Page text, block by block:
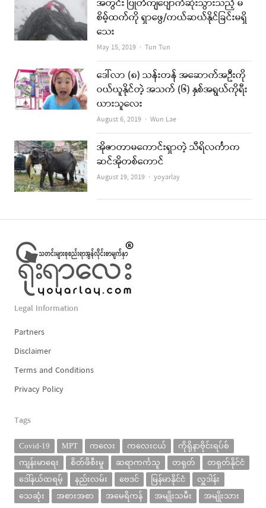
အတွင်း ပြုတ်ကျပျောက်ဆုံးသွားသည့် မ
စိမ့်ထက်ကို ရှာဖွေ/ကယ်ဆယ်နိုင်ခြင်းမရှိ
သေး
May 15, 2019 Author
Tun Tun
ဒေါ်လာ (၈) သန်းတန် အဆောက်အဦးကို
ဝယ်ယူနိုင်တဲ့ အသက် (၆) နှစ်အရွယ်ကိုရီး
ယားသူလေး
August 6, 2019 Author
Wun Lae
အိုဇာတာမကောင်းရှာတဲ့ သီရိလင်္ကာက
ဆင်အိုတစ်ကောင်
August 19, 2019 Author
yoyarlay
Legal Information
Partners
Disclaimer
Terms and Conditions
Privacy Policy
Tags
Covid-19 MPT ကလေး ကလေးငယ်
ကိုရိုနာဗိုင်းရပ်စ်
ကျန်းမာရေး
စိတ်ဖိစီးမှု ဆရာကင်္ကသူ တရုတ်
တရုတ်နိုင်ငံ
ဒေါ်နယ်ထရမ့်
နည်းလမ်း ဗေဒင် မြန်မာနိုင်ငံ
လှူဒါန်း
သေဆုံး
အစားအစာ အမေရိကန် အမျိုးသမီး အမျိုးသား